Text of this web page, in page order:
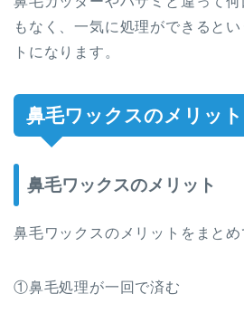
もなく、一気に処理ができると
トになります。
鼻毛ワックスのメリッ
鼻毛ワックスのメリット
鼻毛ワックスのメリットをまとめ
①鼻毛処理が一回で済む